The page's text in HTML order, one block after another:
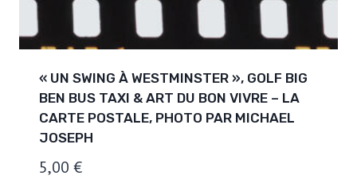
« UN SWING À WESTMINSTER », GOLF BIG
BEN BUS TAXI & ART DU BON VIVRE – LA
CARTE POSTALE, PHOTO PAR MICHAEL
JOSEPH
5,00 €